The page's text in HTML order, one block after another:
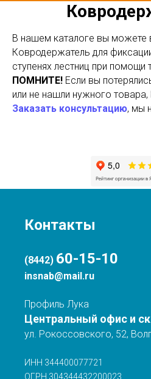
В нашем каталоге вы можете
Ковродержатель для
ступенях лестниц при помощи
ПОМНИТЕ! Если вы
или не нашли нужного
Заказать консультацию, мы
Контакты
(8442) 60-15-10
insnab@mail.ru
Профиль Лука
Центральный офис и
ул. Рокоссовского, 52,
ИНН 344400077721
ОГРН 304344432200023